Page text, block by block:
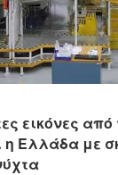
εικόνες
η Ελλάδα με